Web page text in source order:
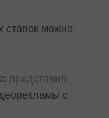
ставок можно
представил
с